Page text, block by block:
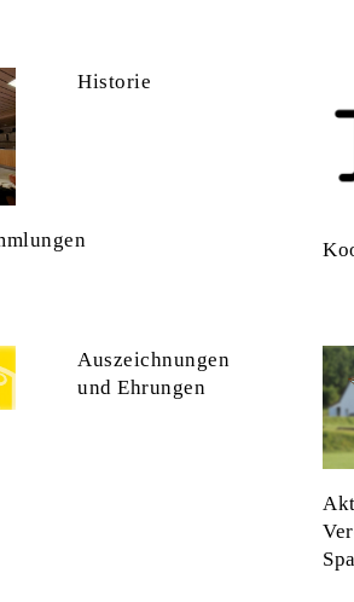
Historie
Auszeichnungen
und Ehrungen